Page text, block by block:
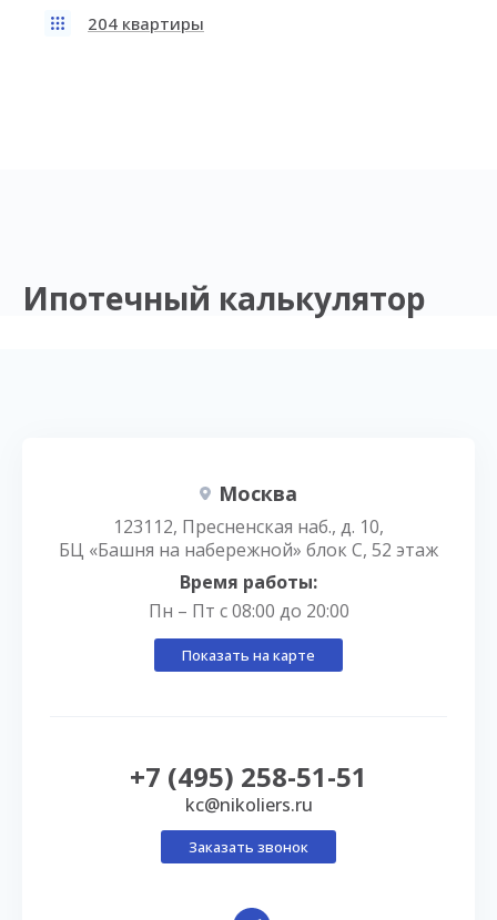
204 квартиры
Ипотечный калькулятор
Москва
123112, Пресненская наб., д. 10,
БЦ «Башня на набережной» блок С, 52 этаж
Время работы:
Пн – Пт с 08:00 до 20:00
Показать на карте
+7 (495) 258-51-51
kc@nikoliers.ru
Заказать звонок